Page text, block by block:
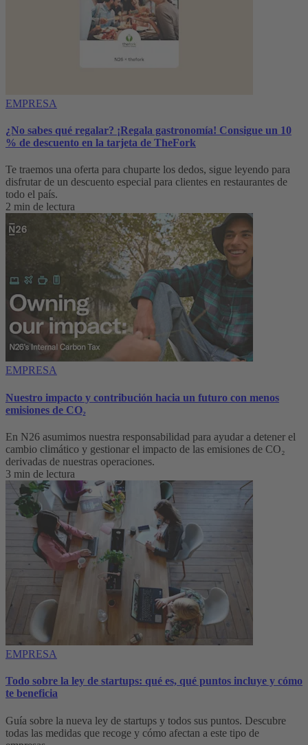
EMPRESA
¿No sabes qué regalar? ¡Regala gastronomía! Consigue un 10
% de descuento en la tarjeta de TheFork
Te traemos una oferta para chuparte los dedos, sigue leyendo para
disfrutar de un descuento especial para clientes en restaurantes de
todo el país.
2 min de lectura
EMPRESA
Nuestro impacto y contribución hacia un futuro con menos
emisiones de CO₂
En N26 asumimos nuestra responsabilidad para ayudar a detener el
cambio climático y gestionar el impacto de las emisiones de CO₂
derivadas de nuestras operaciones.
3 min de lectura
EMPRESA
Todo sobre la ley de startups: qué es, qué puntos incluye y cómo
te beneficia
Guía sobre la nueva ley de startups y todos sus puntos. Descubre
todas las medidas que recoge y cómo afectan a este tipo de